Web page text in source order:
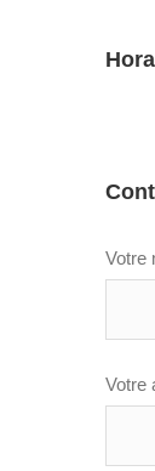
Votre
Votre